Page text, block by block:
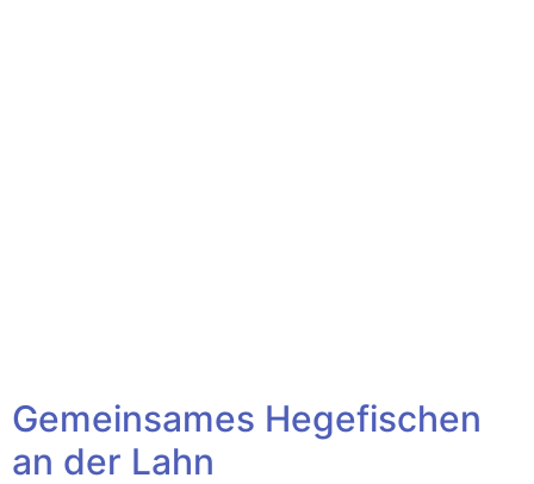
Gemeinsames Hegefischen
an der Lahn